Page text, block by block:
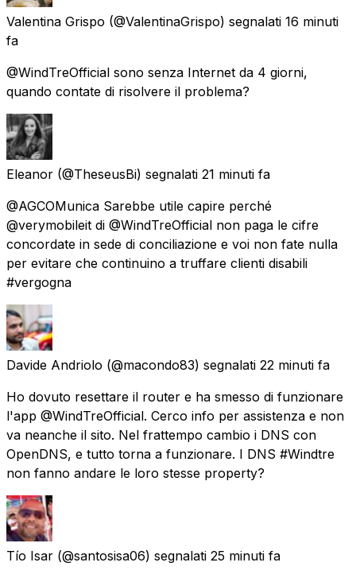
Valentina Grispo (@ValentinaGrispo) segnalati 16 minuti
fa
@WindTreOfficial sono senza Internet da 4 giorni,
quando contate di risolvere il problema?
Eleanor (@TheseusBi) segnalati 21 minuti fa
@AGCOMunica Sarebbe utile capire perché
@verymobileit di @WindTreOfficial non paga le cifre
concordate in sede di conciliazione e voi non fate nulla
per evitare che continuino a truffare clienti disabili
#vergogna
Davide Andriolo (@macondo83) segnalati 22 minuti fa
Ho dovuto resettare il router e ha smesso di funzionare
l'app @WindTreOfficial. Cerco info per assistenza e non
va neanche il sito. Nel frattempo cambio i DNS con
OpenDNS, e tutto torna a funzionare. I DNS #Windtre
non fanno andare le loro stesse property?
Tío Isar (@santosisa06) segnalati 25 minuti fa